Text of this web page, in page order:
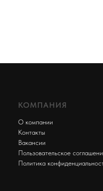
КОМПАНИЯ
О компании
Контакты
Вакансии
Пользовательское
Политика